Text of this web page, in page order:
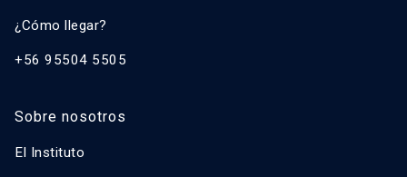
¿Cómo llegar?
+56 95504 5505
Sobre nosotros
El Instituto